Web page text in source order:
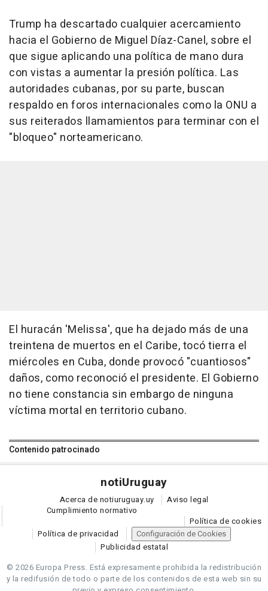
Trump ha descartado cualquier acercamiento
hacia el Gobierno de Miguel Díaz-Canel, sobre el
que sigue aplicando una política de mano dura
con vistas a aumentar la presión política. Las
autoridades cubanas, por su parte, buscan
respaldo en foros internacionales como la ONU a
sus reiterados llamamientos para terminar con el
"bloqueo" norteamericano.
El huracán 'Melissa', que ha dejado más de una
treintena de muertos en el Caribe, tocó tierra el
miércoles en Cuba, donde provocó "cuantiosos"
daños, como reconoció el presidente. El Gobierno
no tiene constancia sin embargo de ninguna
víctima mortal en territorio cubano.
Contenido patrocinado
notiUruguay
Acerca de notiuruguay.uy
Aviso legal
Cumplimiento normativo
Política de cookies
Política de privacidad
Configuración de Cookies
Publicidad estatal
© 2026 Europa Press. Está expresamente prohibida la redistribución
y la redifusión de todo o parte de los contenidos de esta web sin su